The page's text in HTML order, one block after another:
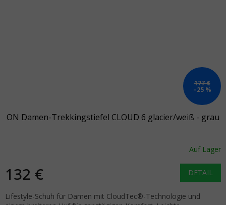
177 €
–25 %
ON Damen-Trekkingstiefel CLOUD 6 glacier/weiß - grau
Auf Lager
132 € DETAIL
Lifestyle-Schuh für Damen mit CloudTec®-Technologie und